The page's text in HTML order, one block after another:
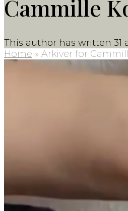
Cammille
This author has written 31
Home » Arkiver for